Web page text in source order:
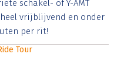
risus tristique posuere.
schakel- of Y-AMT
vrijblijvend en onder
per rit!
Tour